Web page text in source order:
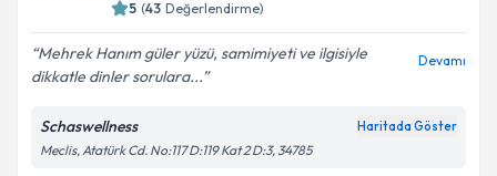
Kişisel verilerimin işlenmesine ilişkin
kapsamda işlenmesini kabul ediyorum.
5 (43 Değerlendirme)
Mehrek Hanım güler yüzü, samimiyeti ve ilgisiyle
dikkatle dinler sorulara...
Devamı
Schaswellness Haritada Göster
Meclis, Atatürk Cd. No:117 D:119 Kat 2 D:3, 34785